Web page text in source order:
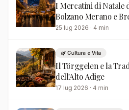
I Mercatini di Natale
Bolzano Merano e
25 lug 2026 · 4 min
🌿 Cultura e Vita
Il Törggelen e la
dell'Alto Adige
17 lug 2026 · 4 min